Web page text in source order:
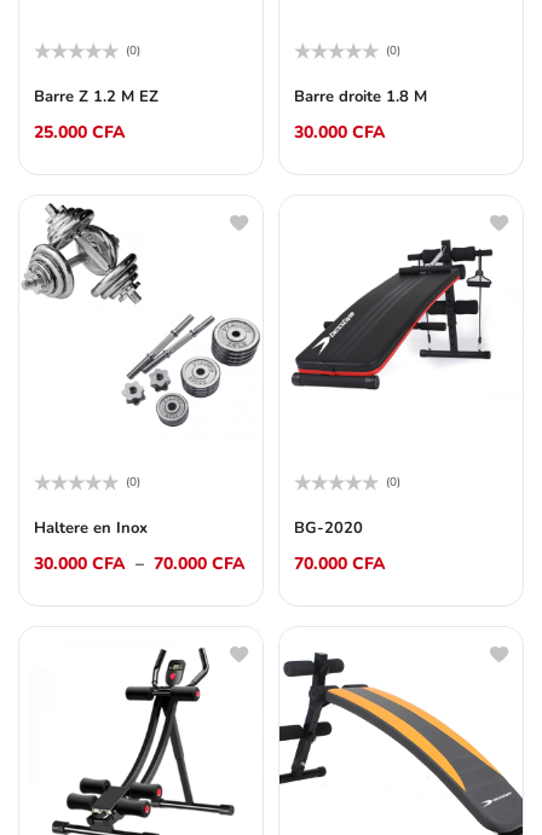
0
5
(0)
Barre Z 1.2 M EZ
25.000 CFA
0
5
(0)
Barre droite 1.8 M
30.000 CFA
0
5
(0)
Haltere en Inox
30.000 CFA – 70.000 CFA
0
5
(0)
BG-2020
70.000 CFA